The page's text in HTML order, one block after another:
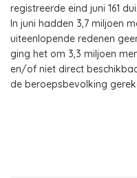
registreerde eind juni 161
In juni hadden 3,7 miljoen
uiteenlopende redenen
ging het om 3,3 miljoen
en/of niet direct
de beroepsbevolking